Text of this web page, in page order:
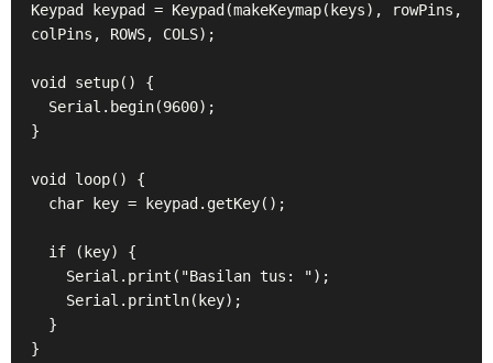
Keypad keypad = Keypad(makeKeymap(keys), rowPins,
colPins, ROWS, COLS);
void setup() {
}
void loop() {
}